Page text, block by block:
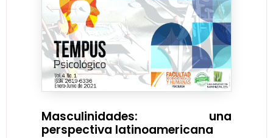
Masculinidades: una
perspectiva latinoamericana